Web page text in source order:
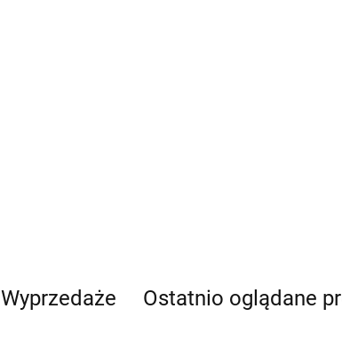
Wyprzedaże Ostatnio oglądane